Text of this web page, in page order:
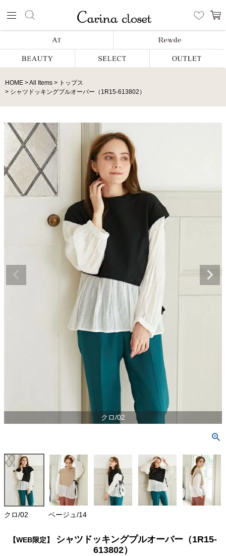
HOME All Items
トップス
シャツドッキングプルオーバー（1R15-613802）
クロ/02
クロ/02 ベージュ/14
【WEB限定】
シャツドッキングプルオーバー（1R15-
613802）